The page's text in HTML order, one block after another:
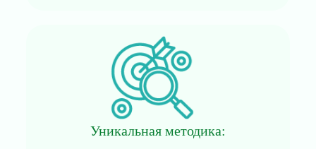
Уникальная методика: